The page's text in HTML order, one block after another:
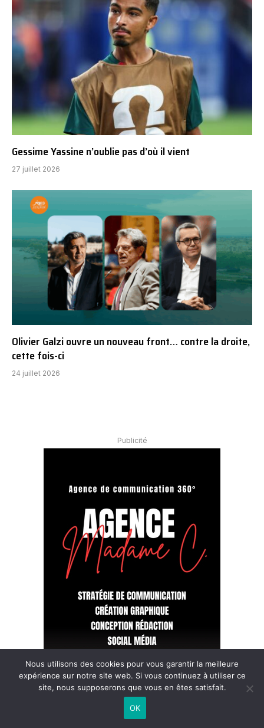
Gessime Yassine n’oublie pas d’où il vient
27 juillet 2026
Olivier Galzi ouvre un nouveau front… contre la droite,
cette fois-ci
24 juillet 2026
Publicité
Nous utilisons des cookies pour vous garantir la meilleure
expérience sur notre site web. Si vous continuez à utiliser ce
site, nous supposerons que vous en êtes satisfait.
OK